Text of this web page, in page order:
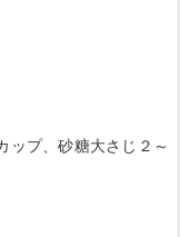
プ、砂糖大さじ２～